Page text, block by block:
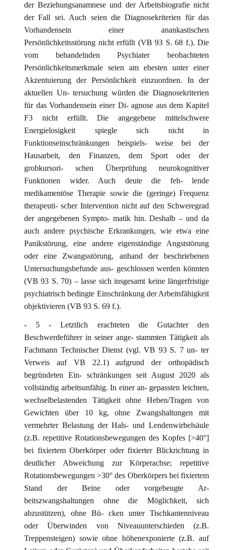
der Beziehungsanamnese und der Arbeitsbiografie nicht
der Fall sei. Auch seien die Diagnosekriterien für das
Vorhandensein einer anankastischen
Persönlichkeitsstörung nicht erfüllt (VB 93 S. 68 f.). Die
vom behandelnden Psychiater beobachteten
Persönlichkeitsmerkmale seien am ehesten unter einer
Akzentuierung der Persönlichkeit einzuordnen. In der
aktuellen Un- tersuchung würden die Diagnosekriterien
für das Vorhandensein einer Di- agnose aus dem Kapitel
F3 nicht erfüllt. Die angegebene mittelschwere
Energielosigkeit spiegle sich nicht in
Funktionseinschränkungen beispiels- weise bei der
Hausarbeit, den Finanzen, dem Sport oder der
grobkursori- schen Überprüfung neurokognitiver
Funktionen wider. Auch deute die feh- lende
medikamentöse Therapie sowie die (geringe) Frequenz
therapeuti- scher Intervention nicht auf den Schweregrad
der angegebenen Sympto- matik hin. Deshalb – und da
auch andere psychische Erkrankungen, wie etwa eine
Panikstörung, eine andere eigenständige Angststörung
oder eine Zwangsstörung, anhand der beschriebenen
Untersuchungsbefunde aus- geschlossen werden könnten
(VB 93 S. 70) – lasse sich insgesamt keine längerfristige
psychiatrisch bedingte Einschränkung der Arbeitsfähigkeit
objektivieren (VB 93 S. 69 f.).
- 5 - Letztlich erachteten die Gutachter den
Beschwerdeführer in seiner ange- stammten Tätigkeit als
Fachmann Technischer Dienst (vgl. VB 93 S. 7 un- ter
Verweis auf VB 22.1) aufgrund der orthopädisch
begründeten Ein- schränkungen seit August 2020 als
vollständig arbeitsunfähig. In einer an- gepassten leichten,
wechselbelastenden Tätigkeit ohne Heben/Tragen von
Gewichten über 10 kg, ohne Zwangshaltungen mit
vermehrter Belastung der Hals- und Lendenwirbelsäule
(z.B. repetitive Rotationsbewegungen des Kopfes [>40°]
bei fixiertem Oberkörper oder fixierter Blickrichtung in
deutlicher Abweichung zur Körperachse; repetitive
Rotationsbewegungen >30° des Oberkörpers bei fixiertem
Stand der Beine oder vorgebeugte Ar-
beitszwangshaltungen ohne die Möglichkeit, sich
abzustützen), ohne Bü- cken unter Tischkantenniveau
oder Überwinden von Niveauunterschieden (z.B.
Treppensteigen) sowie ohne höhenexponierte (z.B. auf